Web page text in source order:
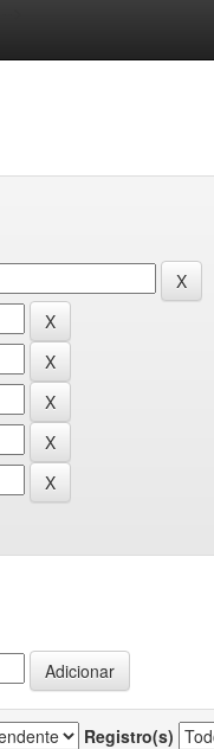
Registro(s)